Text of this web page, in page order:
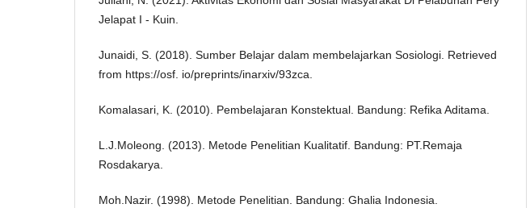
Jelapat I - Kuin.
Junaidi, S. (2018). Sumber Belajar dalam membelajarkan Sosiologi. Retrieved
from https://osf. io/preprints/inarxiv/93zca.
Komalasari, K. (2010). Pembelajaran Konstektual. Bandung: Refika Aditama.
L.J.Moleong. (2013). Metode Penelitian Kualitatif. Bandung: PT.Remaja
Rosdakarya.
Moh.Nazir. (1998). Metode Penelitian. Bandung: Ghalia Indonesia.